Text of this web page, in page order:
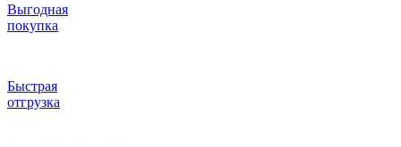
Выгодная
покупка
Быстрая
отгрузка